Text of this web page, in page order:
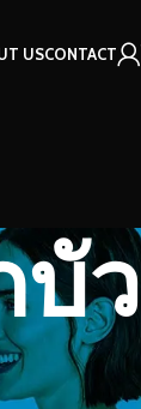
USCONTACT
บัว